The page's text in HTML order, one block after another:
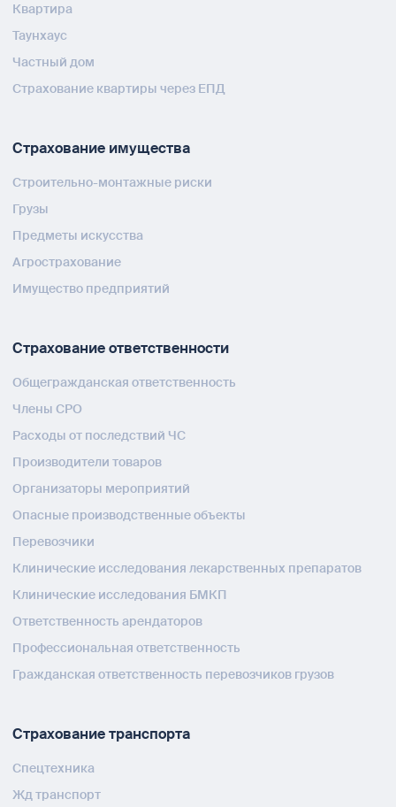
Квартира
Таунхаус
Частный дом
Страхование квартиры через ЕПД
Страхование имущества
Строительно-монтажные риски
Грузы
Предметы искусства
Агрострахование
Имущество предприятий
Страхование ответственности
Общегражданская ответственность
Члены СРО
Расходы от последствий ЧС
Производители товаров
Организаторы мероприятий
Опасные производственные объекты
Перевозчики
Клинические исследования лекарственных препаратов
Клинические исследования БМКП
Ответственность арендаторов
Профессиональная ответственность
Гражданская ответственность перевозчиков грузов
Страхование транспорта
Спецтехника
Жд транспорт